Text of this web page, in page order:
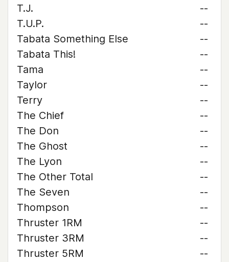
T.J.
--
T.U.P.
--
Tabata Something Else
--
Tabata This!
--
Tama
--
Taylor
--
Terry
--
The Chief
--
The Don
--
The Ghost
--
The Lyon
--
The Other Total
--
The Seven
--
Thompson
--
Thruster 1RM
--
Thruster 3RM
--
Thruster 5RM
--